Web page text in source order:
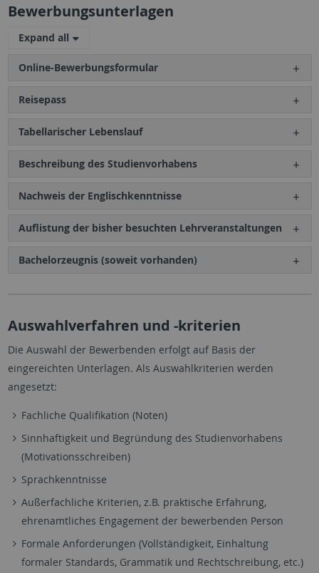
Bewerbungsunterlagen
Expand all
Online-Bewerbungsformular
Reisepass
Tabellarischer Lebenslauf
Beschreibung des Studienvorhabens
Nachweis der Englischkenntnisse
Auflistung der bisher besuchten Lehrveranstaltungen
Bachelorzeugnis (soweit vorhanden)
Auswahlverfahren und -kriterien
Die Auswahl der Bewerbenden erfolgt auf Basis der
eingereichten Unterlagen. Als Auswahlkriterien werden
angesetzt:
Fachliche Qualifikation (Noten)
Sinnhaftigkeit und Begründung des Studienvorhabens
(Motivationsschreiben)
Sprachkenntnisse
Außerfachliche Kriterien, z.B. praktische Erfahrung,
ehrenamtliches Engagement der bewerbenden Person
Formale Anforderungen (Vollständigkeit, Einhaltung
formaler Standards, Grammatik und Rechtschreibung, etc.)